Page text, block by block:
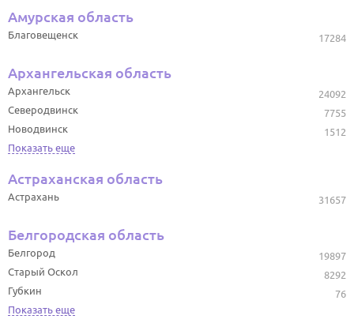
Амурская область
17284
Благовещенск
Архангельская область
24092
Архангельск
7755
Северодвинск
1512
Новодвинск
Показать еще
Астраханская область
31657
Астрахань
Белгородская область
19897
Белгород
8292
Старый Оскол
76
Губкин
Показать еще